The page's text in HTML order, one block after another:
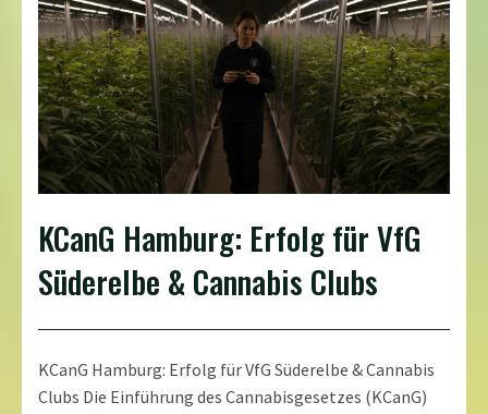
KCanG Hamburg: Erfolg für VfG
Süderelbe & Cannabis Clubs
KCanG Hamburg: Erfolg für VfG Süderelbe & Cannabis
Clubs Die Einführung des Cannabisgesetzes (KCanG)